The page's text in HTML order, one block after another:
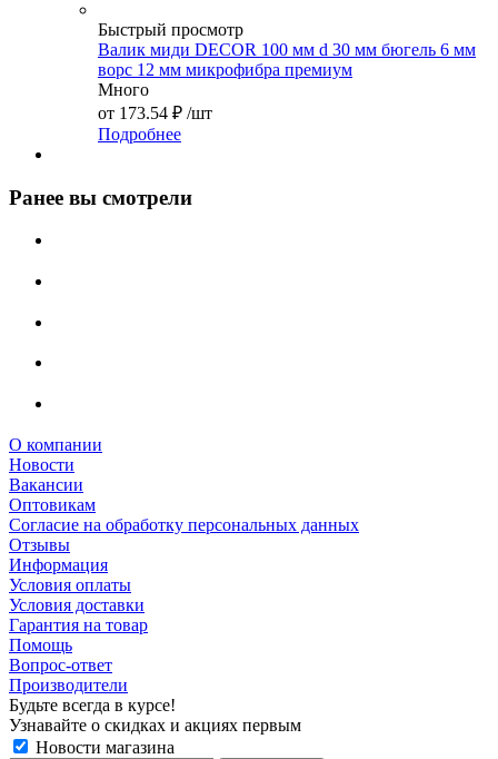
Быстрый просмотр
Валик миди DЕCOR 100 мм d 30 мм бюгель 6 мм
ворс 12 мм микрофибра премиум
Много
от 173.54 ₽ /шт
Подробнее
Ранее вы смотрели
О компании
Новости
Вакансии
Оптовикам
Cогласие на обработку персональных данных
Отзывы
Информация
Условия оплаты
Условия доставки
Гарантия на товар
Помощь
Вопрос-ответ
Производители
Будьте всегда в курсе!
Узнавайте о скидках и акциях первым
Новости магазина